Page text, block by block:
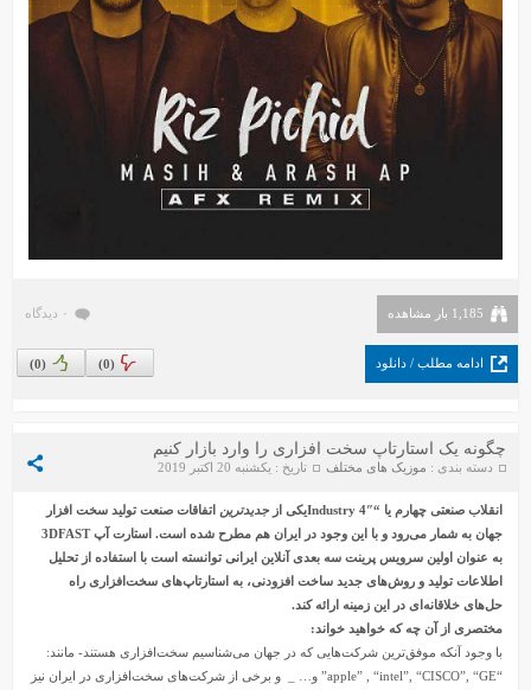
1,185 بار مشاهده ۰ دیدگاه
ادامه مطلب / دانلود (
0
) (
0
)
چگونه یک استارتاپ سخت افزاری را وارد بازار کنیم
دسته بندی : موزیک های مختلف تاریخ : یکشنبه 20 اکتبر 2019
انقلاب صنعتی چهارم یا “Industry 4″یکی از جدیدترین اتفاقات صنعت تولید سخت افزار
جهان به شمار می‌رود و با این وجود در ایران هم مطرح شده است. استارت آپ3DFAST
به عنوان اولین سرویس پرینت سه بعدی آنلاین ایرانی توانسته است با استفاده از تحلیل
اطلاعات تولید و روش‌های جدید ساخت افزودنی، به استارتاپ‌های سخت‌افزاری راه
حل‌های خلاقانه‌ای در این زمینه ارائه کند.
مختصری از آن چه که خواهید خواند:
با وجود آنکه موفق‌ترین شرکت‌هایی که در جهان می‌شناسیم سخت‌افزاری هستند- مانند:
“apple” , “intel”, “CISCO”, “GE” و… _ و برخی از شرکت‌های سخت‌افزاری در ایران نیز